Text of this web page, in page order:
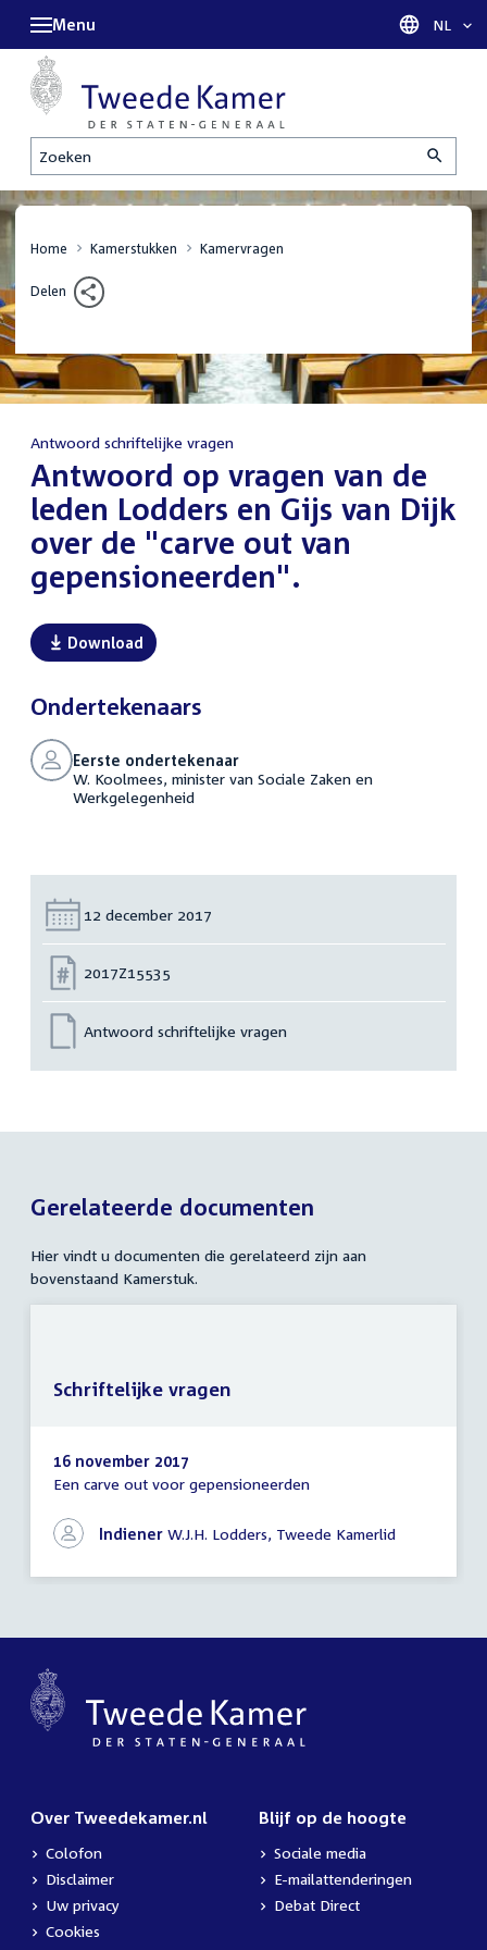
Zoeken
Menu Taal
NL
Home Kamerstukken Kamervragen
Delen
Antwoord schriftelijke vragen
Antwoord op vragen van de
leden Lodders en Gijs van Dijk
over de "carve out van
gepensioneerden".
Download
Ondertekenaars
Eerste ondertekenaar
W. Koolmees, minister van Sociale Zaken en
Werkgelegenheid
Datum:
12 december 2017
Nummer:
2017Z15535
Antwoord schriftelijke vragen
Gerelateerde documenten
Hier vindt u documenten die gerelateerd zijn aan
bovenstaand Kamerstuk.
Schriftelijke
16 november 2017
Een carve out voor gepensioneerden
Indiener W.J.H. Lodders, Tweede Kamerlid
Schriftelijke vragen
Over Tweedekamer.nl
Colofon
Disclaimer
Uw privacy
Cookies
Blijf op de hoogte
Sociale media
E-mailattenderingen
Debat Direct